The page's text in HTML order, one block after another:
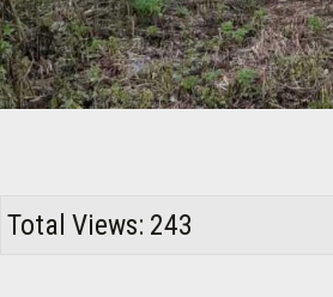
Total Views: 243